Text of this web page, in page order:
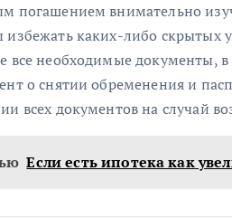
погашением внимательно
каких-либо скрытых
все необходимые документы,
о снятии обременения и
всех документов на случай
Если есть ипотека как